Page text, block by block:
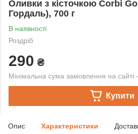
Оливки з кісточкою Corbi
Гордаль), 700 г
В наявності
Роздріб
290 ₴
Мінімальна сума замовлення на
Купити
Опис Характеристики